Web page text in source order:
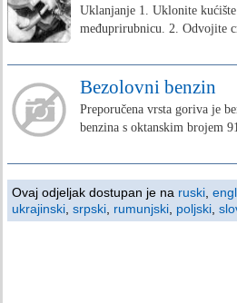
Uklanjanje 1. Uklonite
međuprirubnicu. 2. Odvojite
Bezolovni benzin
Preporučena vrsta goriva je
benzina s oktanskim brojem
Ovaj odjeljak dostupan je na ruski
ukrajinski srpski rumunjski poljski